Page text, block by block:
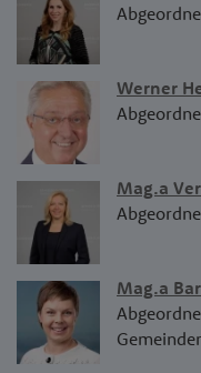
Werner
Mag.a
Mag.a